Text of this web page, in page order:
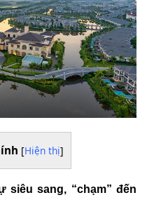
[Hiện thị]
siêu sang, “chạm” đến